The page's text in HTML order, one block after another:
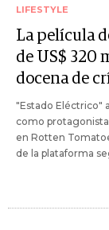
LIFESTYLE
La película
de US$ 320
docena de
"Estado Eléctrico"
como
en Rotten
de la plataforma